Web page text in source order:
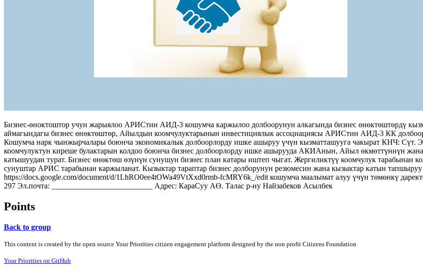
Бизнес-өноктоштор учун жарыялоо АРИСтин АИД-3 кошумча каржылоо долбоорунун алкагында бизнес өнөктөштөрдү
аймагындагы бизнес өнөктөштөр, Айылдын коомчулуктарынын инвестициялык ассоциациясы АРИСтин АИД-3 КК
Кошумча нарк чынжырчалары боюнча экономикалык долбоорлорду ишке ашыруу үчүн кызматташууга чакырат КНЧ: Сүт.
коомчулуктун киреше булактарын колдоо боюнча бизнес долбоорлорду ишке ашырууда АКИАнын, Айыл өкмөттүннүн
катышуудан турат. Бизнес өнөктөш өзүнүн сунушун бизнес план катары иштеп чыгат. Жергиликтүү коомчулук тарабынан
сунуштар АРИС тарабынан каржыланат. Кызыктар тараптар бизнес долборунун резюмесин жана кызыктар катын
https://docs.google.com/document/d/1LhRO0ee4tOWa49VtXxd0rmb-fcMRY6k_/edit кошумча маалымат алуу үчүн төмөнкү
297 Эл.почта: __________________________ Адрес: КараСуу АӨ. Талас р-ну Найзабеков Асылбек
Points
Back to group
This content is created by the open source Your Priorities citizen engagement platform designed by the non profit Citizens Foundation
Your Priorities on GitHub